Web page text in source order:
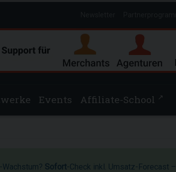
Events Affiliate-School ↗
Sofort-Check inkl. Umsatz-Forecast –